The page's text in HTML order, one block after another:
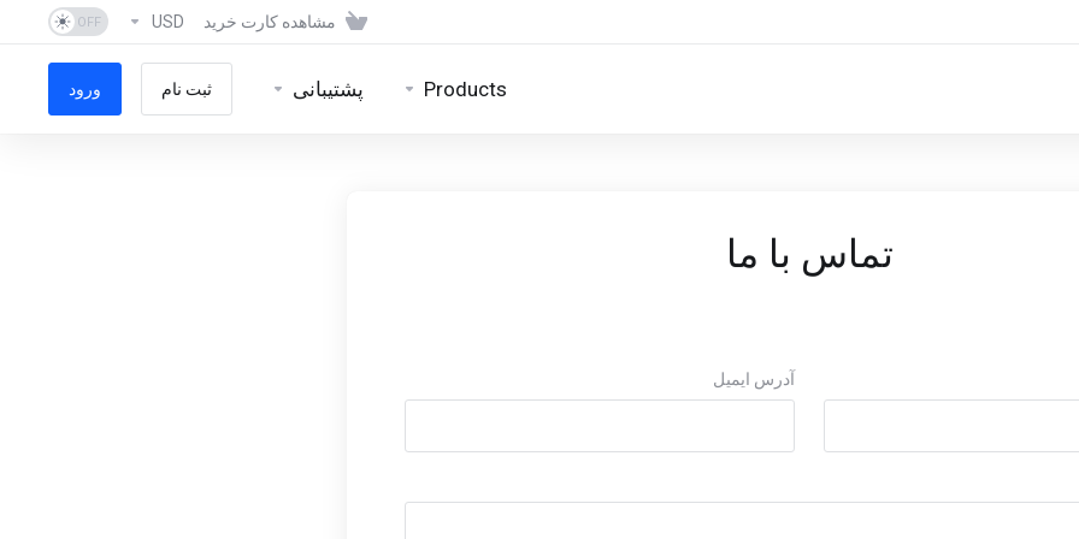
مشاهده کارت خرید USD
Products پشتیبانی ثبت نام ورود
تماس با ما
آدرس ایمیل